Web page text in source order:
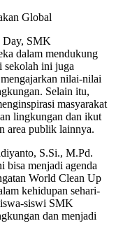
Global
Day, SMK
dalam mendukung
sekolah ini juga
nilai-nilai
Selain itu,
masyarakat
lingkungan dan ikut
area publik lainnya.
S.Si., M.Pd.
bisa menjadi agenda
World Clean Up
kehidupan sehari-
siswi SMK
dan menjadi